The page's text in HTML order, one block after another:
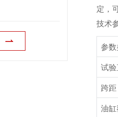
定，
技术
参
试
跨距
油